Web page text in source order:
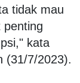
tidak mau
penting
kata
(31/7/2023).